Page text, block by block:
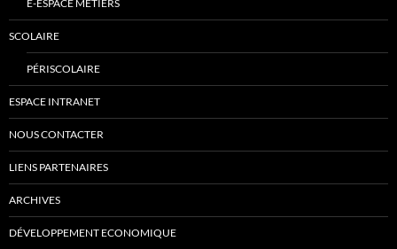
E-ESPACE MÉTIERS
SCOLAIRE
PÉRISCOLAIRE
ESPACE INTRANET
NOUS CONTACTER
LIENS PARTENAIRES
ARCHIVES
DÉVELOPPEMENT ECONOMIQUE